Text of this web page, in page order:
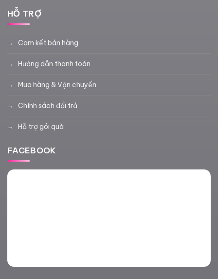
HỖ TRỢ
Cam kết bán hàng
Hướng dẫn thanh toán
Mua hàng & Vận chuyển
Chính sách đổi trả
Hỗ trợ gói quà
FACEBOOK